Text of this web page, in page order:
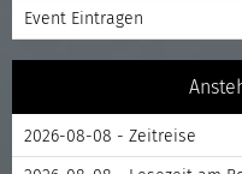
Event Eintragen
2026-08-08 - Zeitreise